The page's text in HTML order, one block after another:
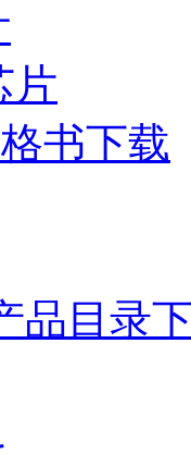
片
书下载
品目录